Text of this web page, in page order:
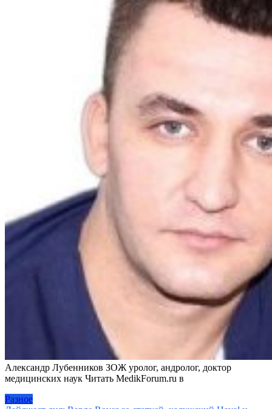
Александр Лубенников ЗОЖ уролог, андролог, доктор
медицинских наук Читать MedikForum.ru в
Разное